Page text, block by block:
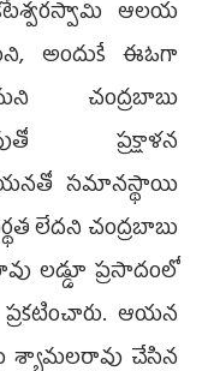
ఆలయ
అందుకే ఈఓగా
చంద్రబాబు
ప్రక్షాళన
సమానస్థాయి
లేదని చంద్రబాబు
లడ్డూ ప్రసాదంలో
ఆయన
శ్యామలరావు చేసిన